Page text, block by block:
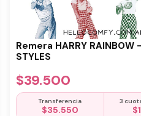
Remera HARRY RAINBOW
STYLES
$39.500
Transferencia
$35.550
3
$